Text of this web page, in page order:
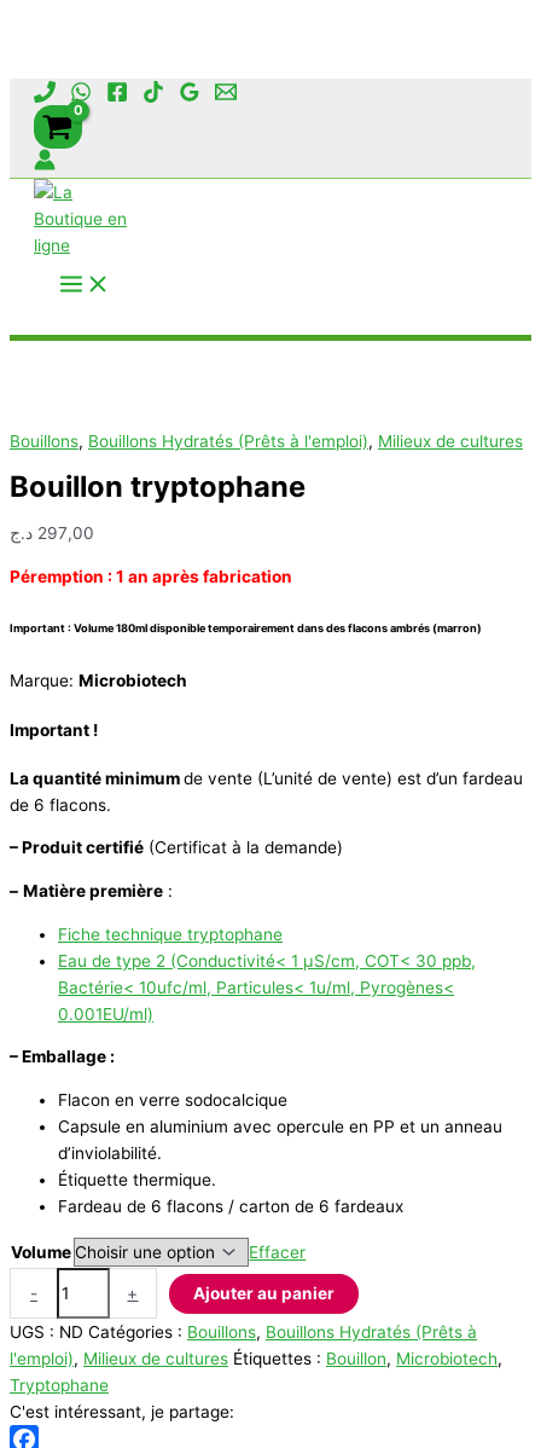
Aller
contenu
Bouillons, Bouillons Hydratés (Prêts à l'emploi), Milieux de cultures
Bouillon tryptophane
297,00 د.ج
Péremption : 1 an après fabrication
Important : Volume 180ml disponible temporairement dans des flacons ambrés (marron)
Marque: Microbiotech
Important !
La quantité minimumde vente (L’unité de vente) est d’un fardeau
de 6 flacons.
– Produit certifié (Certificat à la demande)
– Matière première :
Fiche technique tryptophane
Eau de type 2 (Conductivité< 1 µS/cm, COT< 30 ppb,
Bactérie< 10ufc/ml, Particules< 1u/ml, Pyrogènes<
0.001EU/ml)
– Emballage :
Flacon en verre sodocalcique
Capsule en aluminium avec opercule en PP et un anneau
d’inviolabilité.
Étiquette thermique.
Fardeau de 6 flacons / carton de 6 fardeaux
Volume Effacer
-
Bouillon
tryptophane
+
Ajouter au panier
UGS : ND Catégories : Bouillons, Bouillons Hydratés (Prêts à
l'emploi), Milieux de cultures Étiquettes : Bouillon, Microbiotech,
Tryptophane
C'est intéressant, je partage: